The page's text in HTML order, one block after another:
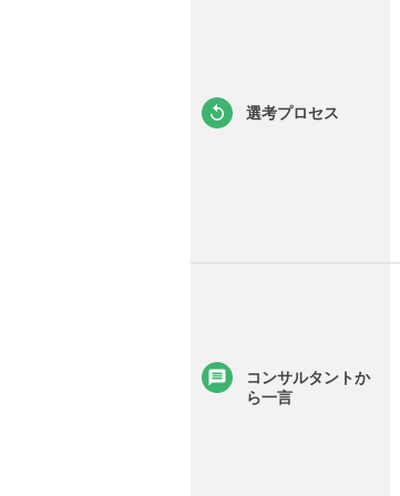
選考プロセス
コンサルタントか
ら一言